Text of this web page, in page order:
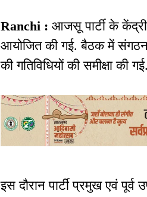
Ranchi : आजसू पार्टी के
आयोजित की गई. बैठक में
की गतिविधियों की समीक्षा की गई.
इस दौरान पार्टी प्रमुख एवं